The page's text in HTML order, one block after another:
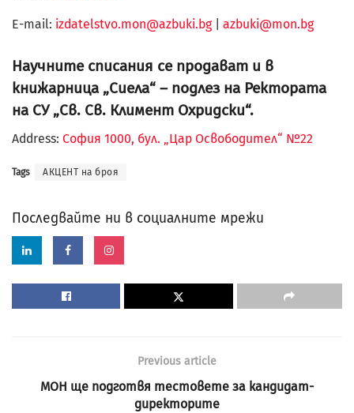
Е-mail: izdatelstvo.mon@azbuki.bg| azbuki@mon.bg
Научните списания се продават и в
книжарница „Сиела“ – подлез на Ректората
на СУ „Св. Св. Климент Охридски“.
Address: София 1000, бул. „Цар Освободител“ №22
Tags АКЦЕНТ на броя
Последвайте ни в социалните мрежи
Previous article
МОН ще подготвя тестовете за кандидат-
директорите